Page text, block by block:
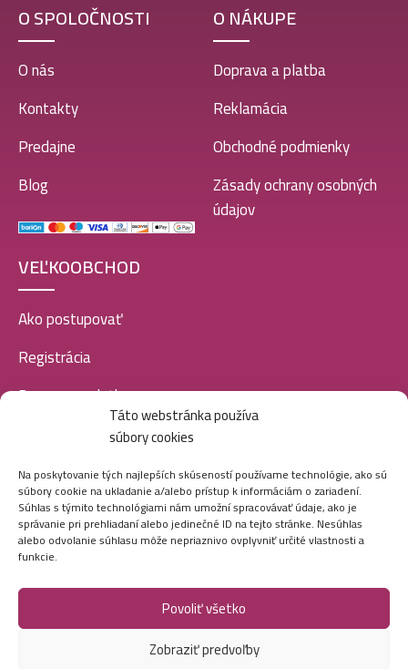
Táto webstránka používa
súbory cookies
Na poskytovanie tých najlepších skúseností používame technológie, ako sú
súbory cookie na ukladanie a/alebo prístup k informáciám o zariadení.
Súhlas s týmito technológiami nám umožní spracovávať údaje, ako je
správanie pri prehliadaní alebo jedinečné ID na tejto stránke. Nesúhlas
alebo odvolanie súhlasu môže nepriaznivo ovplyvniť určité vlastnosti a
funkcie.
Povoliť všetko
Zobraziť predvoľby
O SPOLOČNOSTI
O nás
Kontakty
Predajne
Blog
O NÁKUPE
Doprava a platba
Reklamácia
Obchodné podmienky
Zásady ochrany osobných
údajov
VEĽKOOBCHOD
Ako postupovať
Registrácia
Doprava a platba
SOCIÁLNE SIETE
Marei.sk - Všetky práva vyhradené - 2026
Vytvorila digitálna agentúraAmetica.